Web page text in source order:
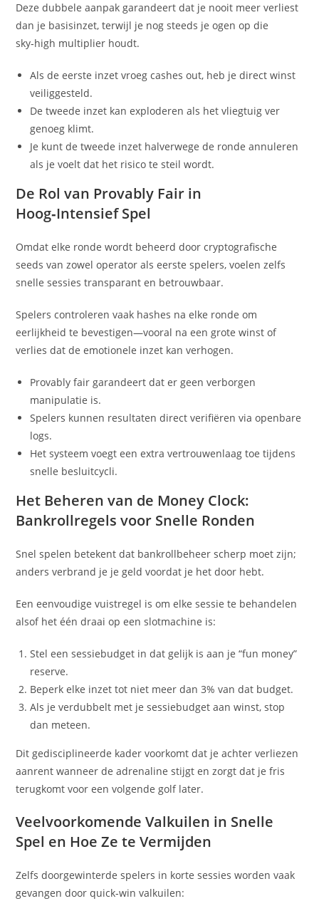
Deze dubbele aanpak garandeert dat je nooit meer verliest
dan je basisinzet, terwijl je nog steeds je ogen op die
sky‑high multiplier houdt.
Als de eerste inzet vroeg cashes out, heb je direct winst
veiliggesteld.
De tweede inzet kan exploderen als het vliegtuig ver
genoeg klimt.
Je kunt de tweede inzet halverwege de ronde annuleren
als je voelt dat het risico te steil wordt.
De Rol van Provably Fair in
Hoog‑Intensief Spel
Omdat elke ronde wordt beheerd door cryptografische
seeds van zowel operator als eerste spelers, voelen zelfs
snelle sessies transparant en betrouwbaar.
Spelers controleren vaak hashes na elke ronde om
eerlijkheid te bevestigen—vooral na een grote winst of
verlies dat de emotionele inzet kan verhogen.
Provably fair garandeert dat er geen verborgen
manipulatie is.
Spelers kunnen resultaten direct verifiëren via openbare
logs.
Het systeem voegt een extra vertrouwenlaag toe tijdens
snelle besluitcycli.
Het Beheren van de Money Clock:
Bankrollregels voor Snelle Ronden
Snel spelen betekent dat bankrollbeheer scherp moet zijn;
anders verbrand je je geld voordat je het door hebt.
Een eenvoudige vuistregel is om elke sessie te behandelen
alsof het één draai op een slotmachine is:
Stel een sessiebudget in dat gelijk is aan je “fun money”
reserve.
Beperk elke inzet tot niet meer dan 3% van dat budget.
Als je verdubbelt met je sessiebudget aan winst, stop
dan meteen.
Dit gedisciplineerde kader voorkomt dat je achter verliezen
aanrent wanneer de adrenaline stijgt en zorgt dat je fris
terugkomt voor een volgende golf later.
Veelvoorkomende Valkuilen in Snelle
Spel en Hoe Ze te Vermijden
Zelfs doorgewinterde spelers in korte sessies worden vaak
gevangen door quick‑win valkuilen: